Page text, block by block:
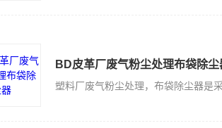
BD皮革厂废气粉尘处理布袋除尘